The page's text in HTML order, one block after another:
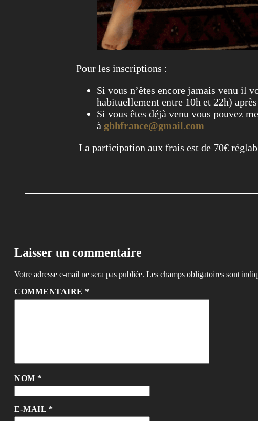
Pour les inscriptions :
Si vous n’êtes encore jamais venu il
habituellement entre 10h et 22h)
Si vous êtes déjà venu vous pouvez
à gbhfrance@gmail.com
La participation aux frais est de 70€
Laisser un commentaire
Votre adresse e-mail ne sera pas publiée. Les champs obligatoires sont
COMMENTAIRE *
NOM *
E-MAIL *